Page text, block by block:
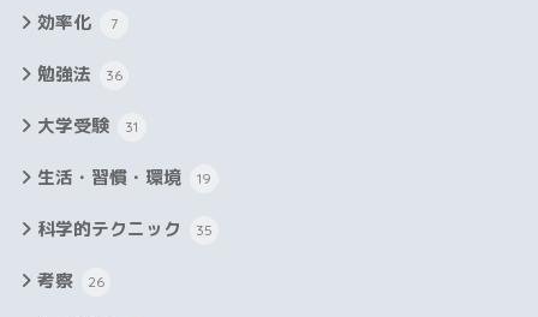
効率化 7
勉強法 36
大学受験 31
生活・習慣・環境 19
科学的テクニック 35
考察 26